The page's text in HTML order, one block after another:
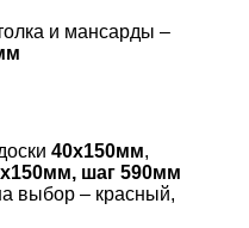
и мансарды –
40х150мм,
шаг 590мм
выбор – красный,